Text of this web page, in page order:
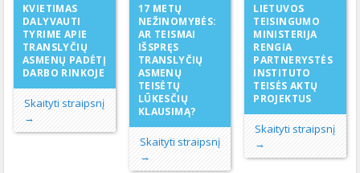
KVIETIMAS
DALYVAUTI
TYRIME APIE
TRANSLYČIŲ
ASMENŲ PADĖTĮ
DARBO RINKOJE
Skaityti straipsnį
→
17 METŲ
NEŽINOMYBĖS:
AR TEISMAI
IŠSPRĘS
TRANSLYČIŲ
ASMENŲ
TEISĖTŲ
LŪKESČIŲ
KLAUSIMĄ?
Skaityti straipsnį
→
LIETUVOS
TEISINGUMO
MINISTERIJA
RENGIA
PARTNERYSTĖS
INSTITUTO
TEISĖS AKTŲ
PROJEKTUS
Skaityti straipsnį
→